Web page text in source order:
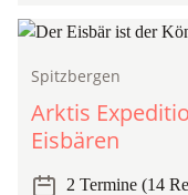
Spitzbergen
Arktis
Eisbären
2 Termine (14